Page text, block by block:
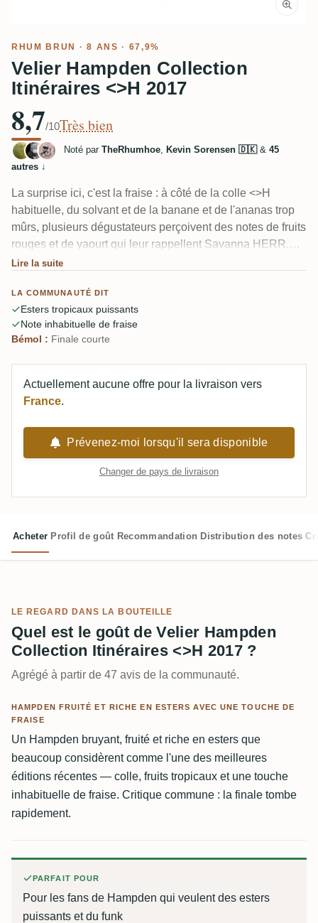
RHUM BRUN · 8 ANS · 67,9%
Velier Hampden Collection
Itinéraires <>H 2017
8,7/10Très bien
Noté par TheRhumhoe, Kevin Sorensen 🇩🇰& 45
autres ↓
La surprise ici, c'est la fraise : à côté de la colle <>H
habituelle, du solvant et de la banane et de l'ananas trop
mûrs, plusieurs dégustateurs perçoivent des notes de fruits
rouges et de yaourt qui leur rappellent Savanna HERR.
C'est un jeune Hampden de 8 ans en brut de fût, mais
reproche : la finale s'estompe plus vite que souhaité.
Lire la suite
LA COMMUNAUTÉ DIT
Esters tropicaux puissants
Note inhabituelle de fraise
Bémol : Finale courte
Actuellement aucune offre pour la livraison vers
France.
Prévenez-moi lorsqu'il sera disponible
Changer de pays de livraison
Acheter Profil de goût Recommandation Distribution des notes
LE REGARD DANS LA BOUTEILLE
Quel est le goût de Velier Hampden
Collection Itinéraires <>H 2017 ?
Agrégé à partir de 47 avis de la communauté.
HAMPDEN FRUITÉ ET RICHE EN ESTERS AVEC UNE TOUCHE DE
FRAISE
Un Hampden bruyant, fruité et riche en esters que
beaucoup considèrent comme l'une des meilleures
éditions récentes — colle, fruits tropicaux et une touche
inhabituelle de fraise. Critique commune : la finale tombe
rapidement.
PARFAIT POUR
Pour les fans de Hampden qui veulent des esters
puissants et du funk